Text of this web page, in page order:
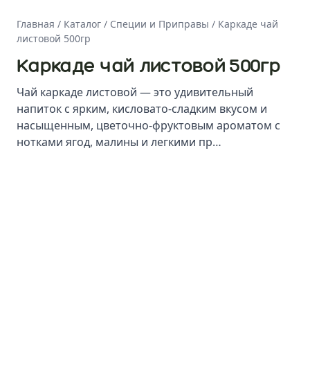
Главная / Каталог / Специи и Приправы / Каркаде чай
листовой 500гр
Каркаде чай листовой 500гр
Чай каркаде листовой — это удивительный
напиток с ярким, кисловато-сладким вкусом и
насыщенным, цветочно-фруктовым ароматом с
нотками ягод, малины и легкими пр…